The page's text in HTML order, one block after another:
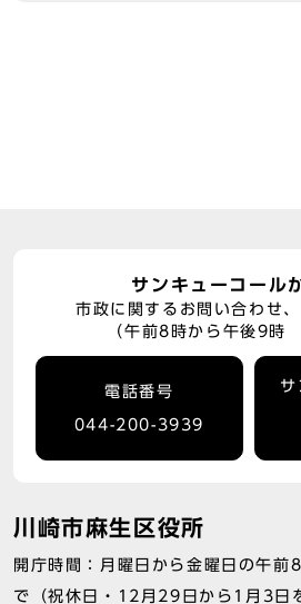
サンキューコール
市政に関するお問い合わせ
（午前8時から午後9時
電話番号
044-200-3939
サ
川崎市麻生区役所
開庁時間：月曜日から金曜日の午
で（祝休日・12月29日から1月3日